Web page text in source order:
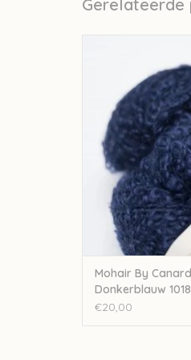
Gerelateerde
TOEVOEGEN
Mohair By
Donkerblauw 1018
€20,00